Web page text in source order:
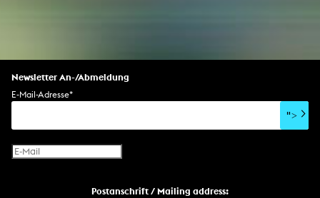
Newsletter An-/Abmeldung
E-Mail-Adresse*
">
Postanschrift / Mailing address: